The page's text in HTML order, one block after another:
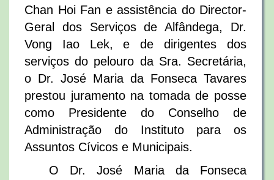
Chan Hoi Fan e assistência do Director-
Geral dos Serviços de Alfândega, Dr.
Vong Iao Lek, e de dirigentes dos
serviços do pelouro da Sra. Secretária,
o Dr. José Maria da Fonseca Tavares
prestou juramento na tomada de posse
como Presidente do Conselho de
Administração do Instituto para os
Assuntos Cívicos e Municipais.
O Dr. José Maria da Fonseca